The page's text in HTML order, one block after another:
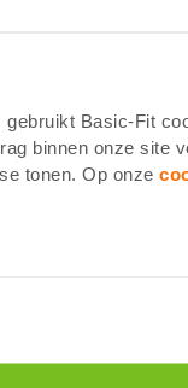
Basic-Fit
binnen onze site
tonen. Op onze